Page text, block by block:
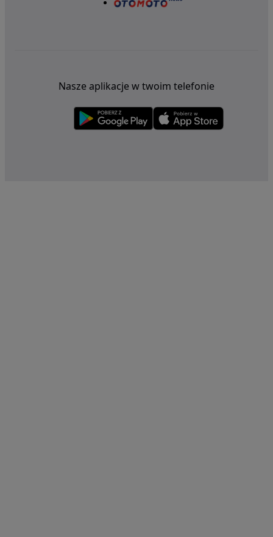
Nasze aplikacje w twoim telefonie